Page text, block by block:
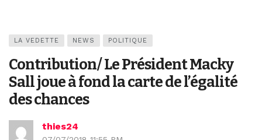
LA VEDETTE NEWS POLITIQUE
Contribution/ Le Président Macky
Sall joue à fond la carte de l’égalité
des chances
thies24